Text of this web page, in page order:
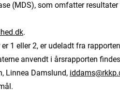
(MDS), som omfatter
.
1 eller 2, er udeladt fra
anvendt i årsrapporten
Linnea Damslund,